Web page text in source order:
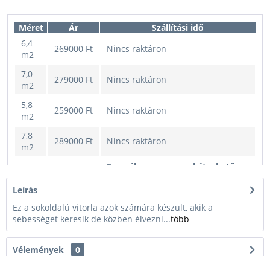
Méret Ár
Szállítási idő
6,4
m2
269000 Ft Nincs raktáron
7,0
m2
279000 Ft Nincs raktáron
5,8
m2
259000 Ft Nincs raktáron
7,8
m2
289000 Ft Nincs raktáron
8,6
m2
Személyesen azonnal átvehető
üzletünkben!
Leírás
Ez a sokoldalú vitorla azok számára készült, akik a
sebességet keresik de közben élvezni...több
Vélemények
0